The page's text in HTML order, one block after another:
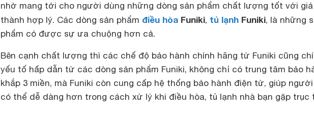
nhờ mang tới cho người dùng những dòng sản phẩm chất lượng tốt với giá
thành hợp lý. Các dòng sản phẩm điều hòa Funiki, tủ lạnh Funiki, là những
phẩm có được sự ưa chuộng hơn cả.
Bên cạnh chất lượng thì các chế độ bảo hành chính hãng từ Funiki cũng
yếu tố hấp dẫn từ các dòng sản phẩm Funiki, không chỉ có trung tâm bảo
khắp 3 miền, mà Funiki còn cung cấp hệ thống bảo hành điện tử, giúp
có thể dễ dàng hơn trong cách xử lý khi điều hòa, tủ lạnh nhà bạn gặp trục